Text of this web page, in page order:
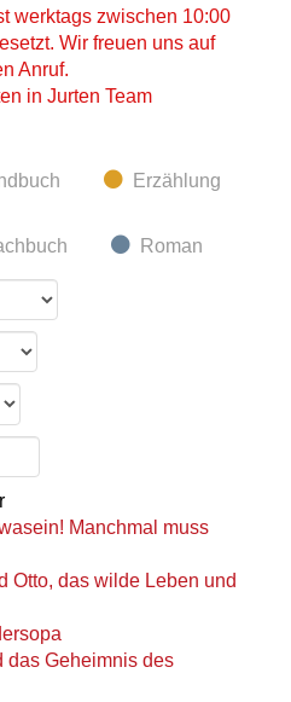
werktags zwischen 10:00
Wir freuen uns auf
Anruf.
in Jurten Team
Erzählung
Roman
Manchmal muss
Otto, das wilde Leben und
das Geheimnis des